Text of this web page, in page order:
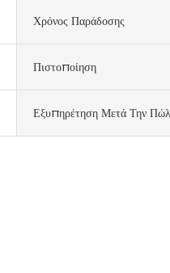
Χρόνος Παράδοσης
Πιστοποίηση
Εξυπηρέτηση Μετά Την